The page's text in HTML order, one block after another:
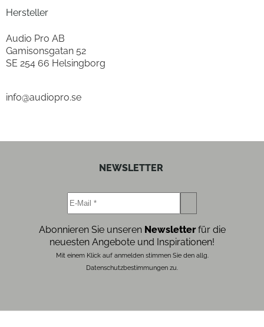
Hersteller
Audio Pro AB
Gamisonsgatan 52
SE 254 66 Helsingborg
info@audiopro.se
NEWSLETTER
Abonnieren Sie unseren Newsletterfür die
neuesten Angebote und Inspirationen!
Mit einem Klick auf anmelden stimmen Sie den allg.
Datenschutzbestimmungen zu.